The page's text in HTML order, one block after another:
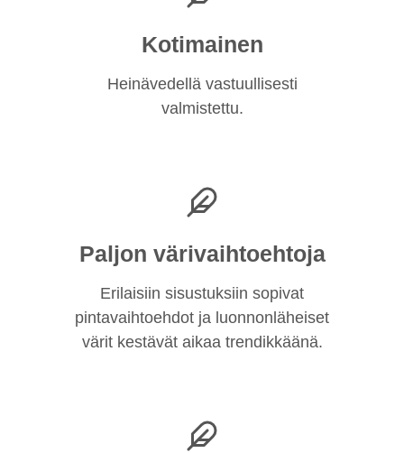
Kotimainen
Heinävedellä vastuullisesti
valmistettu.
Paljon värivaihtoehtoja
Erilaisiin sisustuksiin sopivat
pintavaihtoehdot ja luonnonläheiset
värit kestävät aikaa trendikkäänä.